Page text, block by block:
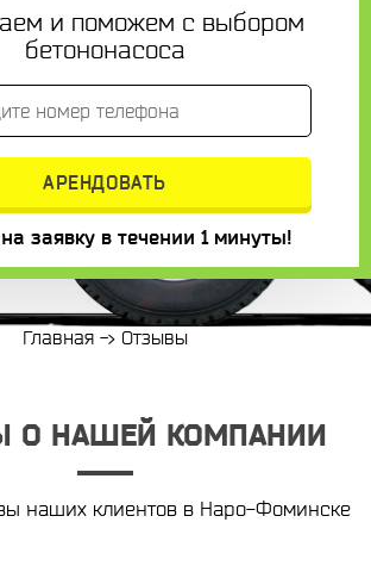
и поможем с выбором
бетононасоса
заявку в течении 1 минуты!
Главная-> Отзывы
О НАШЕЙ КОМПАНИИ
наших клиентов в Наро-Фоминске